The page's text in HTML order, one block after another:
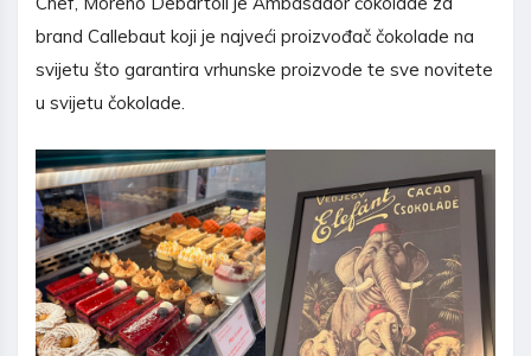
brand Callebaut koji je najveći proizvođač čokolade na
svijetu što garantira vrhunske proizvode te sve novitete
u svijetu čokolade.